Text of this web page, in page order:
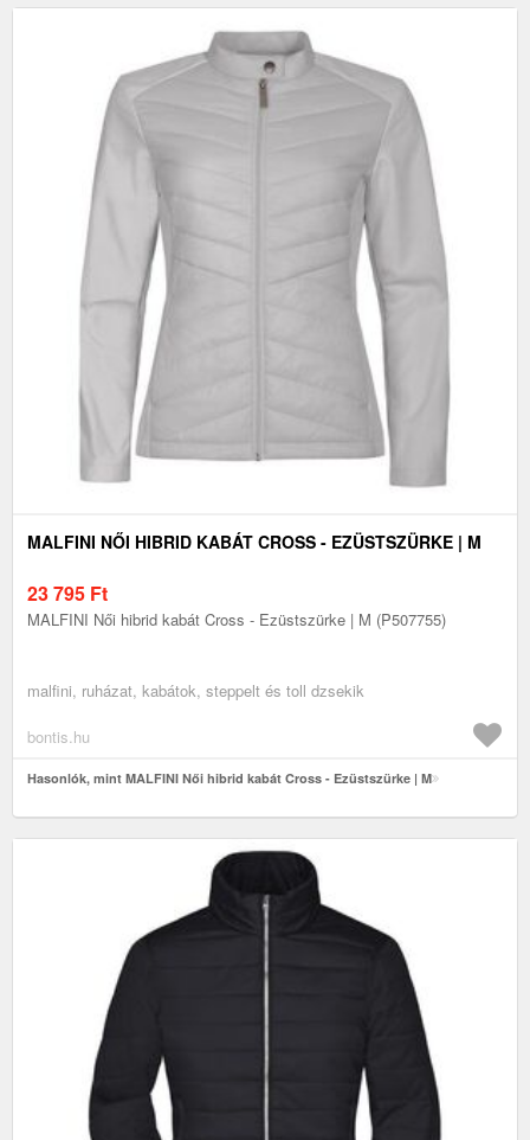
MALFINI NŐI HIBRID KABÁT CROSS - EZÜSTSZÜRKE | M
23 795 Ft
MALFINI Női hibrid kabát Cross - Ezüstszürke | M (P507755)
malfini, ruházat, kabátok, steppelt és toll dzsekik
bontis.hu
Hasonlók, mint MALFINI Női hibrid kabát Cross - Ezüstszürke | M